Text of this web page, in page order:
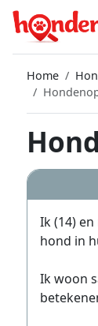
Home
Ik (14)
hond in
Ik woon